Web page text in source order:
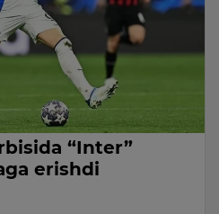
“Inter”
erishdi